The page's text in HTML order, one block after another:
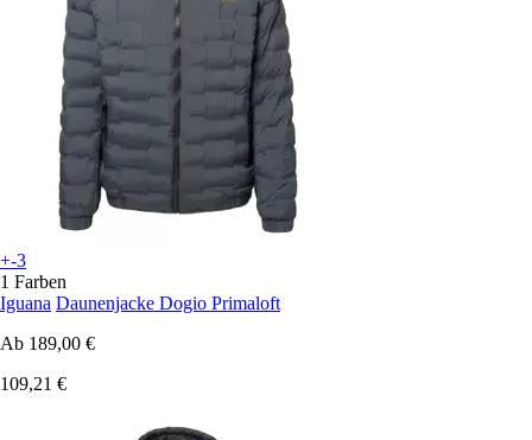
+-3
1 Farben
Iguana Daunenjacke Dogio Primaloft
Ab 189,00 €
109,21 €